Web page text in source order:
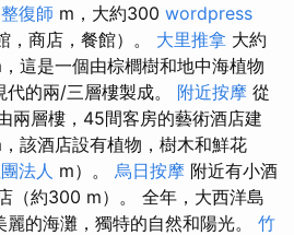
整復師 m，大約300 wordpress
，商店，餐館）。 大里推拿 大約
這是一個由棕櫚樹和地中海植物
的兩/三層樓製成。 附近按摩 從
兩層樓，45間客房的藝術酒店建
該酒店設有植物，樹木和鮮花
法人 m）。 烏日按摩 附近有小酒
（約300 m）。 全年，大西洋島
的海灘，獨特的自然和陽光。 竹